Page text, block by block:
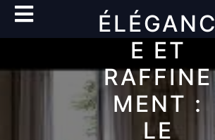
Open
Button
ÉLÉGANC
E ET
RAFFINE
MENT :
LE